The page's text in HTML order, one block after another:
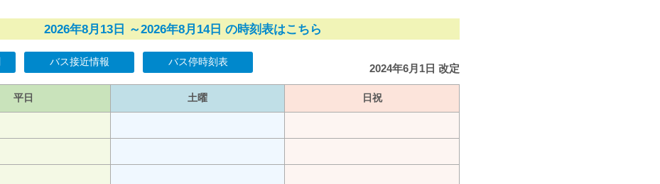
2026年8月13日 ～2026年8月14日 の時刻表はこちら
バス接近情報 バス停時刻表
2024年6月1日 改定
平日 土曜 日祝